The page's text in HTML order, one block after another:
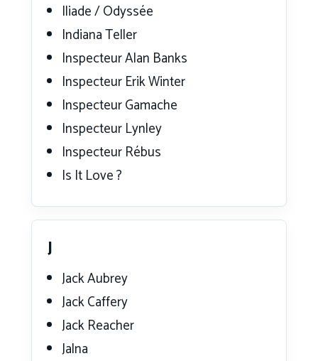
Iliade / Odyssée
Indiana Teller
Inspecteur Alan Banks
Inspecteur Erik Winter
Inspecteur Gamache
Inspecteur Lynley
Inspecteur Rébus
Is It Love ?
J
Jack Aubrey
Jack Caffery
Jack Reacher
Jalna